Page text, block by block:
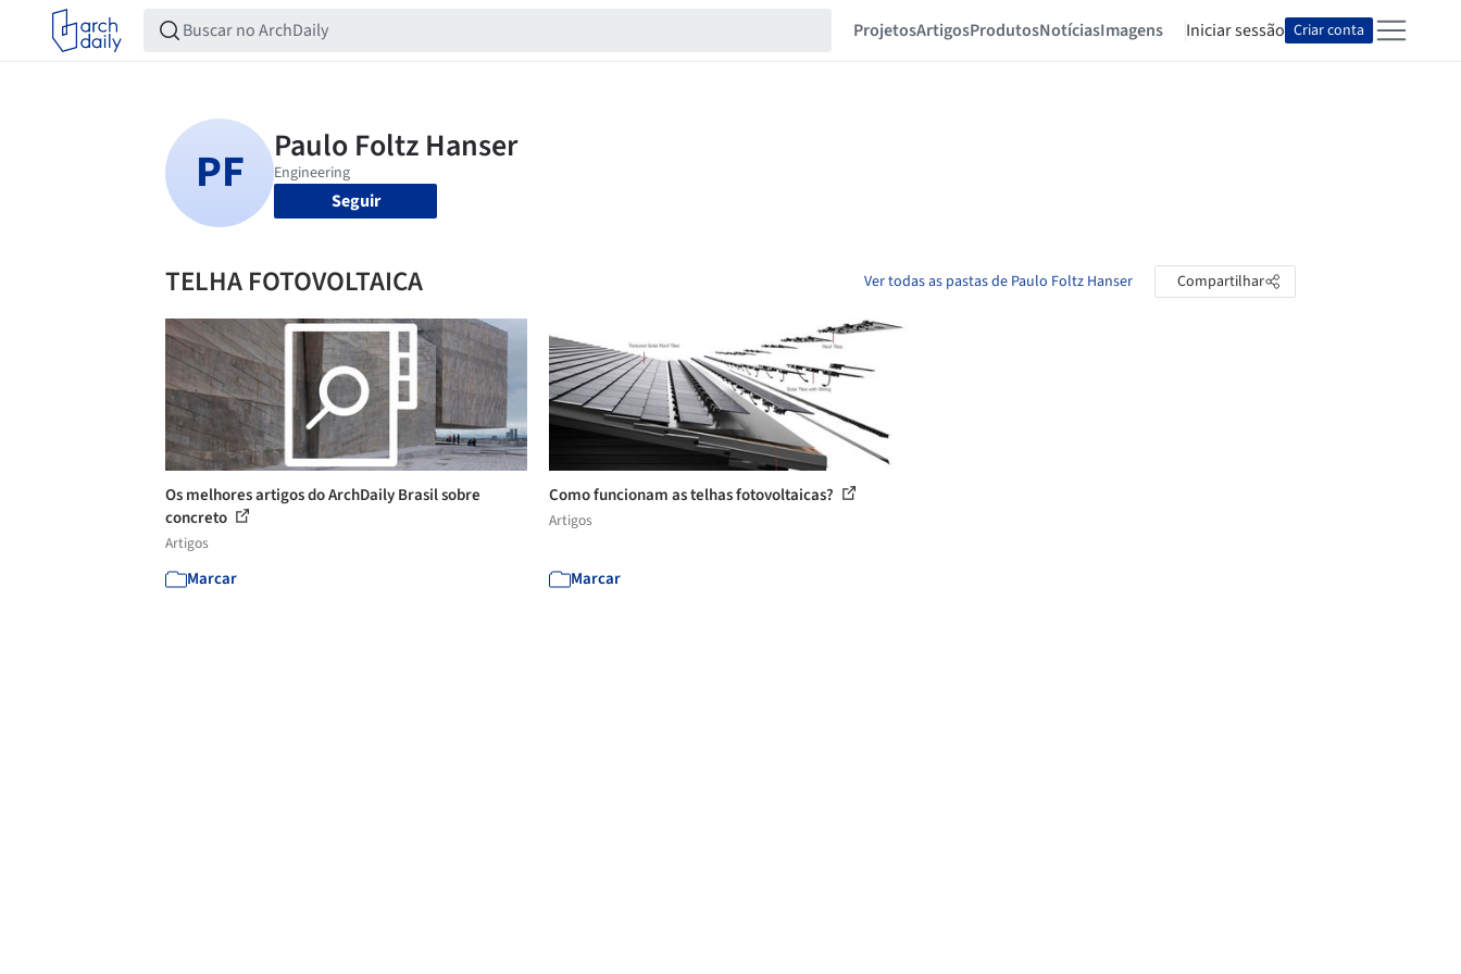
ProjetosArtigosProdutosNotíciasImagens Iniciar sessão Criar conta
Seguir
TELHA FOTOVOLTAICA Ver todas as pastas de Paulo Foltz Hanser Compartilhar
Os melhores artigos do ArchDaily Brasil sobre
concreto
Artigos
Marcar
Como funcionam as telhas fotovoltaicas?
Artigos
Marcar